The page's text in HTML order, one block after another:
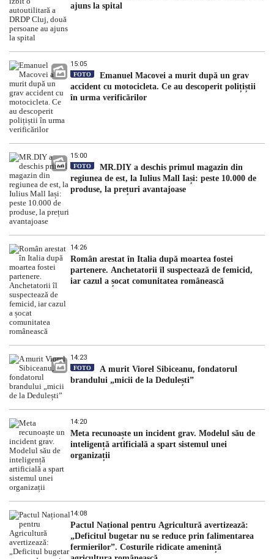
ajuns la spital
15:05
FOTO
Emanuel Macovei a murit după un grav
accident cu motocicleta. Ce au descoperit polițiștii
în urma verificărilor
15:00
FOTO
MR.DIY a deschis primul magazin din
regiunea de est, la Iulius Mall Iași: peste 10.000 de
produse, la prețuri avantajoase
14:26
Român arestat în Italia după moartea fostei
partenere. Anchetatorii îl suspectează de femicid,
iar cazul a șocat comunitatea românească
14:23
FOTO
A murit Viorel Sibiceanu, fondatorul
brandului „micii de la Dedulești”
14:20
Meta recunoaște un incident grav. Modelul său de
inteligență artificială a spart sistemul unei
organizații
14:08
Pactul Național pentru Agricultură avertizează:
„Deficitul bugetar nu se reduce prin falimentarea
fermierilor”. Costurile ridicate amenință